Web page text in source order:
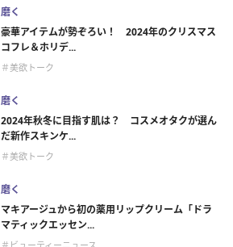
磨く
豪華アイテムが勢ぞろい！ 2024年のクリスマス
コフレ＆ホリデ...
＃美欲トーク
磨く
2024年秋冬に目指す肌は？ コスメオタクが選ん
だ新作スキンケ...
＃美欲トーク
磨く
マキアージュから初の薬用リップクリーム「ドラ
マティックエッセン...